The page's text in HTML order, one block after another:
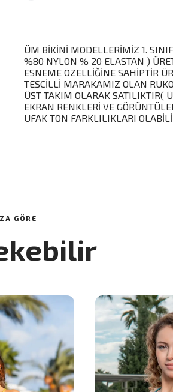
ÜM BİKİNİ MODELLERİMİZ 1.
%80 NYLON % 20 ELASTAN )
ESNEME ÖZELLİĞİNE SAHİPTİR
TESCİLLİ MARAKAMIZ OLAN
ÜST TAKIM OLARAK SATILIKTIR(
EKRAN RENKLERİ VE
UFAK TON FARKLILIKLARI
GÖRE